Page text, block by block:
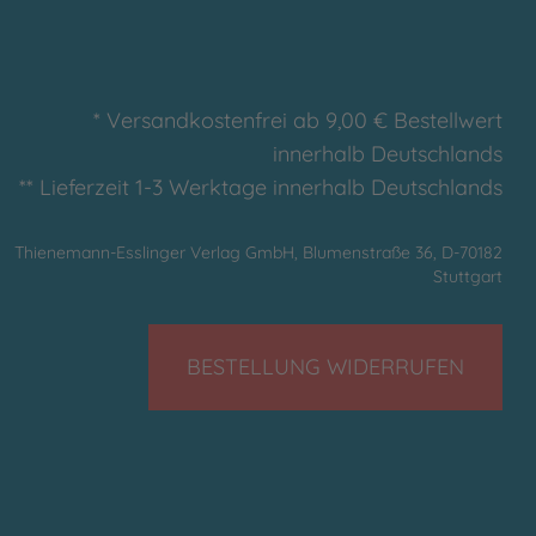
* Versandkostenfrei ab 9,00 € Bestellwert
innerhalb Deutschlands
** Lieferzeit 1-3 Werktage innerhalb Deutschlands
Thienemann-Esslinger Verlag GmbH, Blumenstraße 36, D-70182
Stuttgart
BESTELLUNG WIDERRUFEN